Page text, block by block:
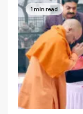
1 min read